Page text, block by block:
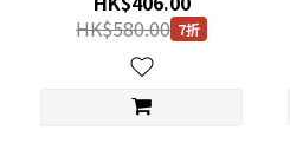
HK$580.00 7折